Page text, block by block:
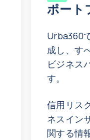
ポート
Urba360
成し、す
ビジネス
す。
信用リス
ネスイン
関する情